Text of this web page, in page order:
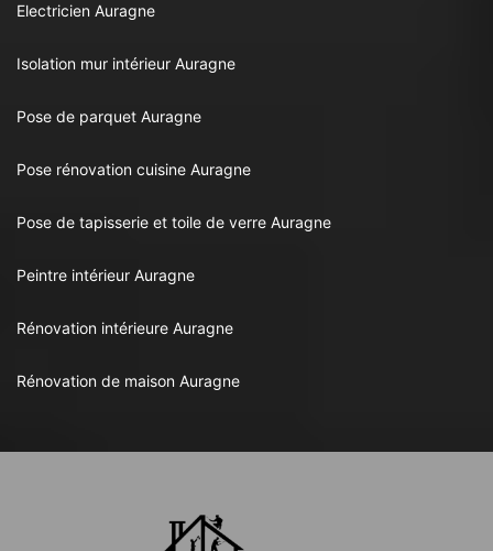
Electricien Auragne
Isolation mur intérieur Auragne
Pose de parquet Auragne
Pose rénovation cuisine Auragne
Pose de tapisserie et toile de verre Auragne
Peintre intérieur Auragne
Rénovation intérieure Auragne
Rénovation de maison Auragne